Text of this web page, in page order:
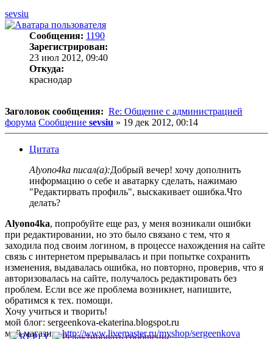
sevsiu
Сообщения: 1190
Зарегистрирован:
23 июл 2012, 09:40
Откуда:
краснодар
Заголовок сообщения: Re: Общение с администрацией
форума Сообщение sevsiu » 19 дек 2012, 00:14
Цитата
Alyono4ka писал(а):Добрый вечер! хочу дополнить
информацию о себе и аватарку сделать, нажимаю
"Редактирвать профиль", выскакивает ошибка.Что
делать?
Alyono4ka, попробуйте еще раз, у меня возникали ошибки
при редактировании, но это было связано с тем, что я
заходила под своим логином, в процессе нахождения на сайте
связь с интернетом прерывалась и при попытке сохранить
изменения, выдавалась ошибка, но повторно, проверив, что я
авторизовалась на сайте, получалось редактировать без
проблем. Если все же проблема возникнет, напишите,
обратимся к тех. помощи.
Хочу учиться и творить!
мой блог: sergeenkova-ekaterina.blogspot.ru
мой магазин:http://www.livemaster.ru/myshop/sergeenkova